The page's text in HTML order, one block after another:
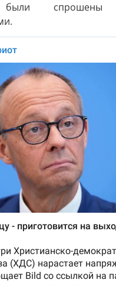
спрошены